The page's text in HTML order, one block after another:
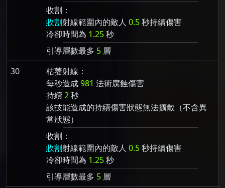
收割：
收割射線範圍內的敵人 0.5秒持續傷害
冷卻時間為 1.25秒
引導層數最多 5 層
30
枯萎射線：
每秒造成981 法術腐蝕傷害
持續2秒
該技能造成的持續傷害狀態無法擴散（不含異
常狀態）
收割：
收割射線範圍內的敵人 0.5秒持續傷害
冷卻時間為 1.25秒
引導層數最多 5 層